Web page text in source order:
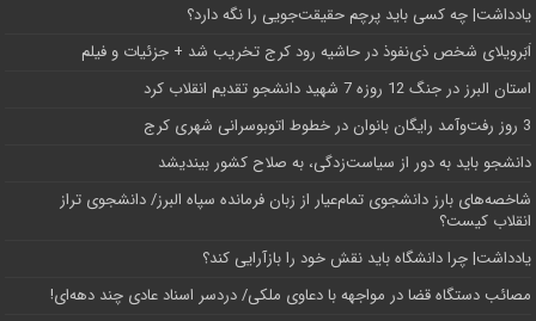
یادداشت| ‌چه کسی باید پرچم حقیقت‌جویی را نگه دارد؟
اَبَر‌ویلای شخص ذی‌نفوذ در حاشیه‌ رود کرج تخریب شد + جزئیات و فیلم
استان البرز در جنگ 12 روزه 7 شهید دانشجو تقدیم انقلاب کرد
3 روز رفت‌وآمد رایگان بانوان در خطوط اتوبوسرانی شهری کرج
دانشجو باید به دور از سیاست‌زدگی، به صلاح کشور بیندیشد
شاخصه‌های بارز دانشجوی تمام‌عیار از زبان فرمانده سپاه البرز/ دانشجوی تراز
انقلاب کیست؟
یادداشت| چرا دانشگاه باید نقش خود را بازآرایی کند؟
مصائب دستگاه قضا در مواجهه با دعاوی ملکی/ دردسر اسناد عادی چند‌ دهه‌ای!